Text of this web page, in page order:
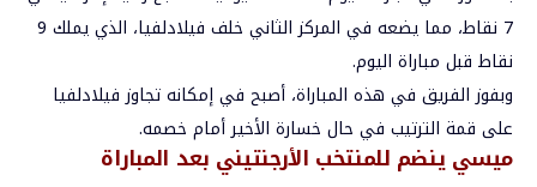
7 نقاط، مما يضعه في المركز الثاني خلف فيلادلفيا، الذي يملك 9
نقاط قبل مباراة اليوم.
وبفوز الفريق في هذه المباراة، أصبح في إمكانه تجاوز فيلادلفيا
على قمة الترتيب في حال خسارة الأخير أمام خصمه.
ميسي ينضم للمنتخب الأرجنتيني بعد المباراة